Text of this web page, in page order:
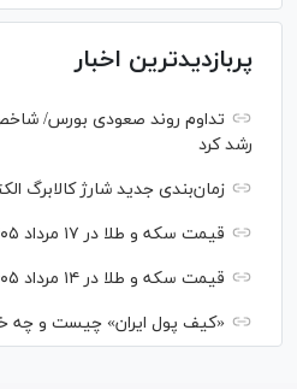
پربازدیدترین اخبار
رشد کرد
زمان‌بندی جدید شارژ کالابرگ
قیمت سکه و طلا در ۱۷ مرداد ۱۴۰۵
قیمت سکه و طلا در ۱۴ مرداد ۱۴۰۵
«کیف پول ایران» چیست و چه